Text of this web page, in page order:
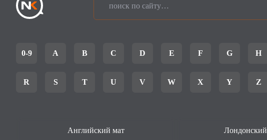
0-9 A B C D E F G H
R S T U V W X Y Z
Английский мат